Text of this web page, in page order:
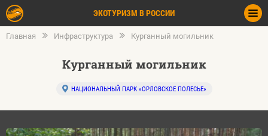
ЭКОТУРИЗМ В РОССИИ
Главная Инфраструктура Курганный могильник
Курганный могильник
НАЦИОНАЛЬНЫЙ ПАРК «ОРЛОВСКОЕ ПОЛЕСЬЕ»